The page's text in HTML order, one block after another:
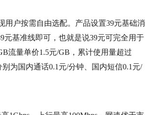
户按需自由选配。产品设置39元基础消
元基准线即可，也就是说39元可完全用于
流量单价1.5元/GB，累计使用量超过
为国内通话0.1元/分钟、国内短信0.1元/